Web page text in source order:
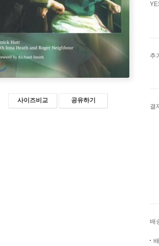
사이즈비교 공유하기
추
결
배